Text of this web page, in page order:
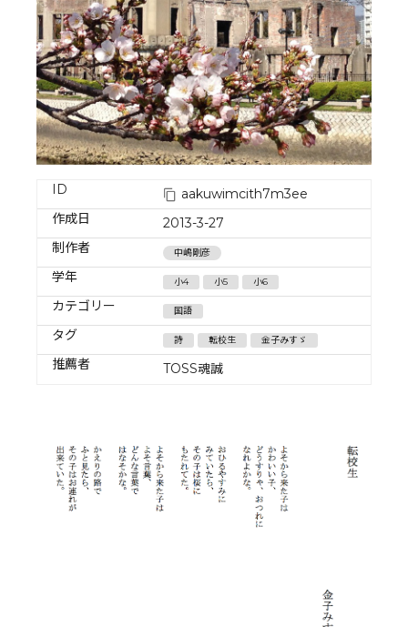
ID
aakuwimcith7m3ee
作成日
2013-3-27
制作者
中嶋剛彦
学年 小4 小5 小6
カテゴリー 国語
タグ 詩 転校生 金子みすゞ
推薦者 TOSS魂誠